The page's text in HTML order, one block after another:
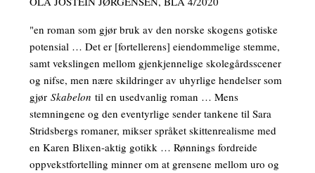
"en roman som gjør bruk av den norske skogens gotiske
potensial … Det er [fortellerens] eiendommelige stemme,
samt vekslingen mellom gjenkjennelige skolegårdsscener
og nifse, men nære skildringer av uhyrlige hendelser som
gjør Skabelon til en usedvanlig roman … Mens
stemningene og den eventyrlige sender tankene til Sara
Stridsbergs romaner, mikser språket skittenrealisme med
en Karen Blixen-aktig gotikk … Rønnings fordreide
oppvekstfortelling minner om at grensene mellom uro og